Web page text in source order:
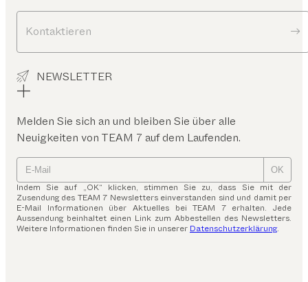
Kontaktieren
NEWSLETTER
Melden Sie sich an und bleiben Sie über alle
Neuigkeiten von TEAM 7 auf dem Laufenden.
OK
Indem Sie auf „OK“ klicken, stimmen Sie zu, dass Sie mit der
Zusendung des TEAM 7 Newsletters einverstanden sind und damit per
E-Mail Informationen über Aktuelles bei TEAM 7 erhalten. Jede
Aussendung beinhaltet einen Link zum Abbestellen des Newsletters.
Weitere Informationen finden Sie in unserer Datenschutzerklärung.